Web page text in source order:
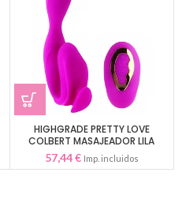
HIGHGRADE PRETTY LOVE
COLBERT MASAJEADOR LILA
57,44€ Imp. incluidos